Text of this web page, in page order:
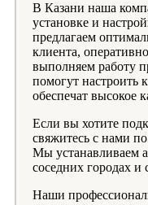
В Казани наша
установке и
предлагаем
клиента,
выполняем работу
помогут настроить
обеспечат высокое
Если вы хотите
свяжитесь с нами
Мы устанавливаем
соседних городах и
Наши